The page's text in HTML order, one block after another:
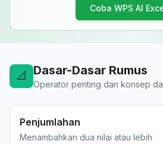
Coba WPS AI
📐 Dasar-Dasar Rumus
Operator penting dan konsep
Penjumlahan
Menambahkan dua nilai atau lebih